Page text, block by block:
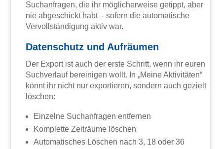
Suchanfragen, die ihr möglicherweise getippt, aber
nie abgeschickt habt – sofern die automatische
Vervollständigung aktiv war.
Datenschutz und Aufräumen
Der Export ist auch der erste Schritt, wenn ihr euren
Suchverlauf bereinigen wollt. In „Meine Aktivitäten“
könnt ihr nicht nur exportieren, sondern auch gezielt
löschen:
Einzelne Suchanfragen entfernen
Komplette Zeiträume löschen
Automatisches Löschen nach 3, 18 oder 36